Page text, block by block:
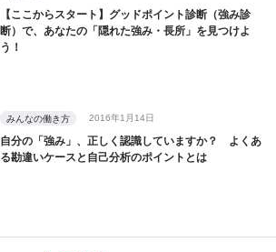
【ここからスタート】グッドポイント診断（強み診
断）で、あなたの「隠れた強み・長所」を見つけよ
う！
みんなの働き方 2016年1月14日
自分の「強み」、正しく認識していますか？ よくあ
る勘違いケースと自己分析のポイントとは